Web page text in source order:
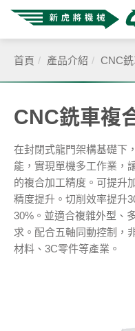
首頁 產品介紹 CNC
CNC銑車複
在封閉式龍門架構基礎下
能，實現單機多工作業，
的複合加工精度。可提升
精度提升。切削效率提升
30%。並適合複雜外型、
求。配合五軸同動控制，
材料、3C零件等產業。
關於我們
產品介紹
全產品分類
鋸床
高速三軸加工中心機
高速五軸加工中心機